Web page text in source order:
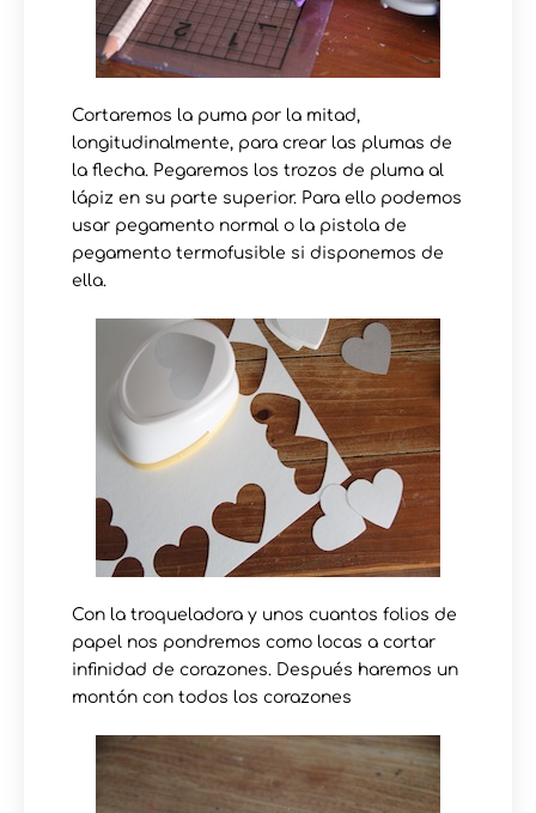
Cortaremos la puma por la mitad,
longitudinalmente, para crear las plumas de
la flecha. Pegaremos los trozos de pluma al
lápiz en su parte superior. Para ello podemos
usar pegamento normal o la pistola de
pegamento termofusible si disponemos de
ella.
Con la troqueladora y unos cuantos folios de
papel nos pondremos como locas a cortar
infinidad de corazones. Después haremos un
montón con todos los corazones